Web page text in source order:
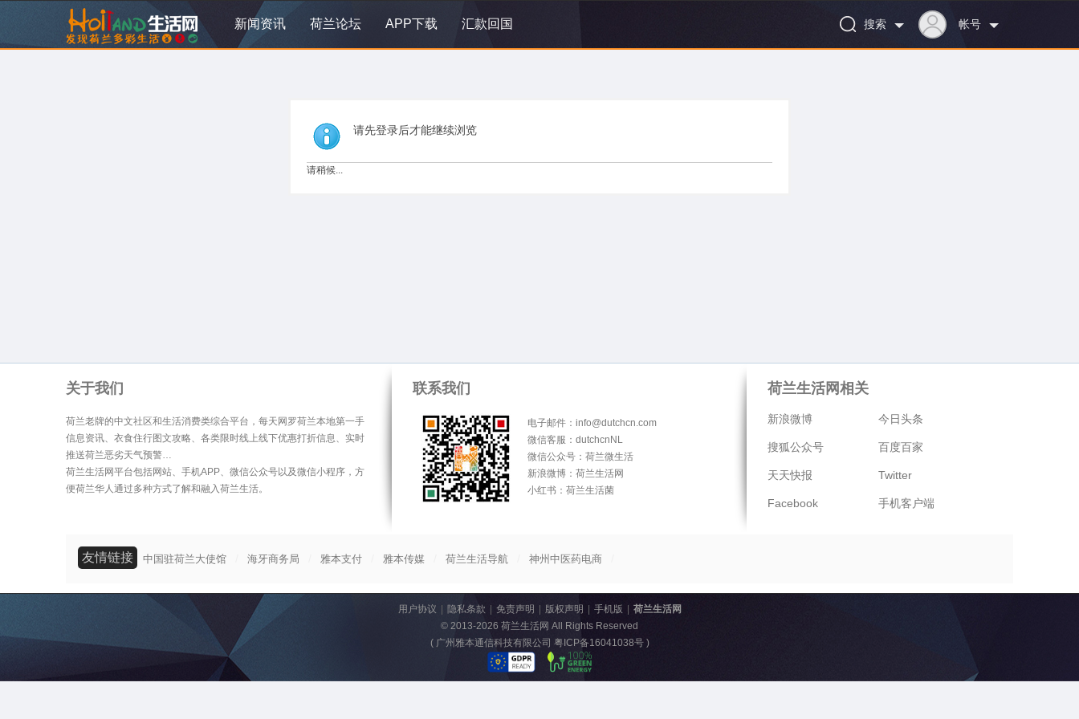
新闻资讯 荷兰论坛 APP下载 汇款回国 帐号
搜索
请先登录后才能继续浏览
请稍候...
关于我们
荷兰老牌的中文社区和生活消费类综合平台，每天网罗荷兰本地第一手
信息资讯、衣食住行图文攻略、各类限时线上线下优惠打折信息、实时
推送荷兰恶劣天气预警…
荷兰生活网平台包括网站、手机APP、微信公众号以及微信小程序，方
便荷兰华人通过多种方式了解和融入荷兰生活。
联系我们
电子邮件：info@dutchcn.com
微信客服：dutchcnNL
微信公众号：荷兰微生活
新浪微博：荷兰生活网
小红书：荷兰生活菌
荷兰生活网相关
新浪微博 今日头条
搜狐公众号 百度百家
天天快报 Twitter
Facebook 手机客户端
友情链接 中国驻荷兰大使馆 海牙商务局 雅本支付 雅本传媒 荷兰生活导航 神州中医药电商
用户协议 隐私条款 免责声明 版权声明 手机版
荷兰生活网
© 2013-2026 荷兰生活网 All Rights Reserved
( 广州雅本通信科技有限公司 粤ICP备16041038号)